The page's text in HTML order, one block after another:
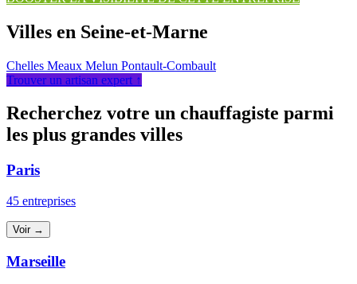
Villes en Seine-et-Marne
Chelles Meaux Melun Pontault-Combault
Trouver un artisan expert ↑
Recherchez votre un chauffagiste parmi
les plus grandes villes
Paris
45 entreprises
Voir →
Marseille